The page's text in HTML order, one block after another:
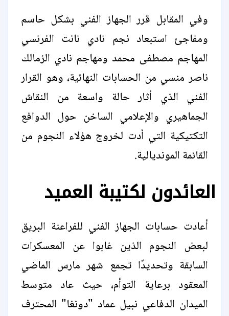
وفي المقابل قرر الجهاز الفني بشكل حاسم
ومفاجئ استبعاد نجم نادي نانت الفرنسي
المهاجم مصطفى محمد ومهاجم نادي الزمالك
ناصر منسي من الحسابات النهائية، وهو القرار
الفني الذي أثار حالة واسعة من النقاش
الجماهيري والإعلامي الساخن حول الدوافع
التكتيكية التي أدت لخروج هؤلاء النجوم من
القائمة المونديالية.
العائدون لكتيبة العميد
أعادت حسابات الجهاز الفني للفراعنة البريق
لبعض النجوم الذين غابوا عن المعسكرات
السابقة وتحديدًا تجمع شهر مارس الماضي
المعقود برعاية التوأم، حيث عاد متوسط
الميدان الدفاعي نبيل عماد "دونغا" المحترف